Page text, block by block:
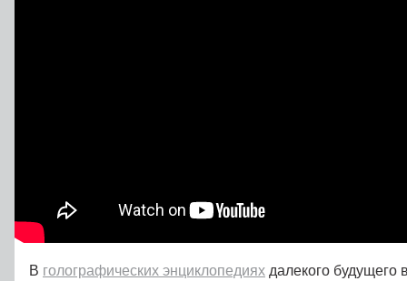
В голографических энциклопедиях далекого будущего